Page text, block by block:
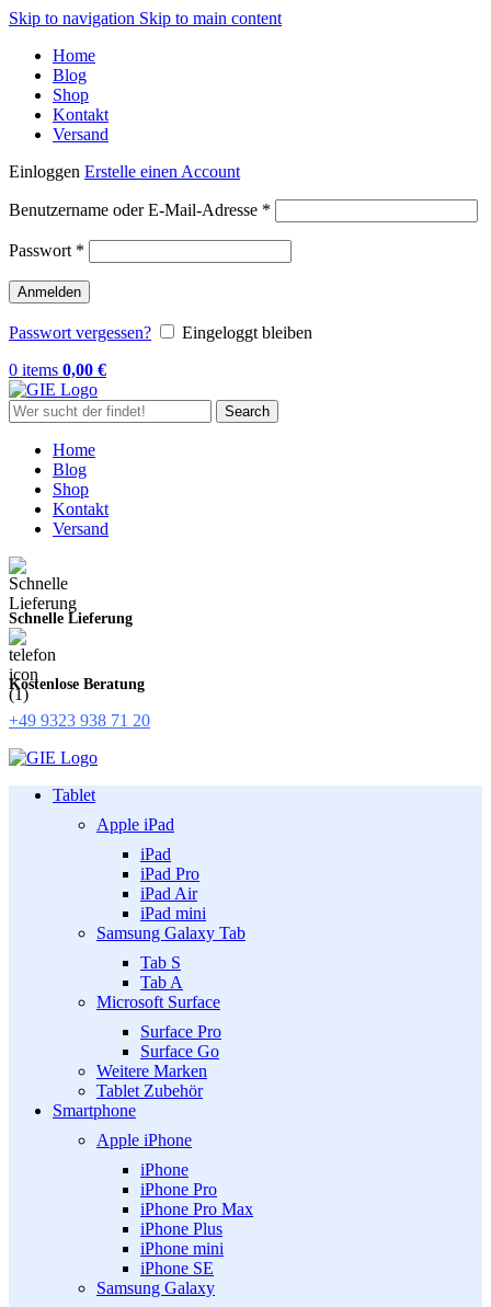
Skip to navigation Skip to main content
Home
Blog
Shop
Kontakt
Versand
Einloggen Erstelle einen Account
Benutzername oder E-Mail-Adresse *
Passwort *
Anmelden
Passwort vergessen?
Eingeloggt bleiben
0 items 0,00 €
Search
Home
Blog
Shop
Kontakt
Versand
Schnelle Lieferung
Kostenlose Beratung
+49 9323 938 71 20
Tablet
Apple iPad
iPad
iPad Pro
iPad Air
iPad mini
Samsung Galaxy Tab
Tab S
Tab A
Microsoft Surface
Surface Pro
Surface Go
Weitere Marken
Tablet Zubehör
Smartphone
Apple iPhone
iPhone
iPhone Pro
iPhone Pro Max
iPhone Plus
iPhone mini
iPhone SE
Samsung Galaxy